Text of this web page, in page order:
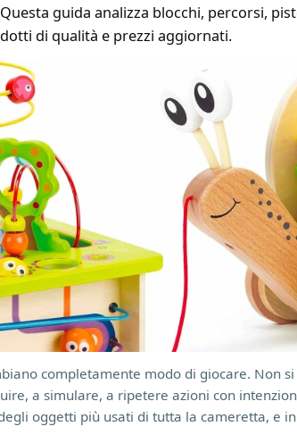
guida analizza blocchi, percorsi,
di qualità e prezzi aggiornati.
completamente modo di giocare. Non
a simulare, a ripetere azioni con
oggetti più usati di tutta la cameretta, e